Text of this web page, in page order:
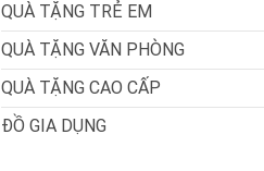
QUÀ TẶNG TRẺ EM
QUÀ TẶNG VĂN PHÒNG
QUÀ TẶNG CAO CẤP
ĐỒ GIA DỤNG